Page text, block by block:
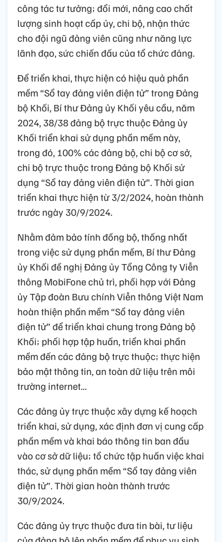
công tác tư tưởng; đổi mới, nâng cao chất
lượng sinh hoạt cấp ủy, chi bộ, nhận thức
cho đội ngũ đảng viên cũng như năng lực
lãnh đạo, sức chiến đấu của tổ chức đảng.
Để triển khai, thực hiện có hiệu quả phần
mềm “Sổ tay đảng viên điện tử” trong Đảng
bộ Khối, Bí thư Đảng ủy Khối yêu cầu, năm
2024, 38/38 đảng bộ trực thuộc Đảng ủy
Khối triển khai sử dụng phần mềm này,
trong đó, 100% các đảng bộ, chi bộ cơ sở,
chi bộ trực thuộc trong Đảng bộ Khối sử
dụng “Sổ tay đảng viên điện tử”. Thời gian
triển khai thực hiện từ 3/2/2024, hoàn thành
trước ngày 30/9/2024.
Nhằm đảm bảo tính đồng bộ, thống nhất
trong việc sử dụng phần mềm, Bí thư Đảng
ủy Khối đề nghị Đảng ủy Tổng Công ty Viễn
thông MobiFone chủ trì, phối hợp với Đảng
ủy Tập đoàn Bưu chính Viễn thông Việt Nam
hoàn thiện phần mềm “Sổ tay đảng viên
điện tử” để triển khai chung trong Đảng bộ
Khối; phối hợp tập huấn, triển khai phần
mềm đến các đảng bộ trực thuộc; thực hiện
bảo mật thông tin, an toàn dữ liệu trên môi
trường internet...
Các đảng ủy trực thuộc xây dựng kế hoạch
triển khai, sử dụng, xác định đơn vị cung cấp
phần mềm và khai báo thông tin ban đầu
vào cơ sở dữ liệu; tổ chức tập huấn việc khai
thác, sử dụng phần mềm “Sổ tay đảng viên
điện tử”. Thời gian hoàn thành trước
30/9/2024.
Các đảng ủy trực thuộc đưa tin bài, tư liệu